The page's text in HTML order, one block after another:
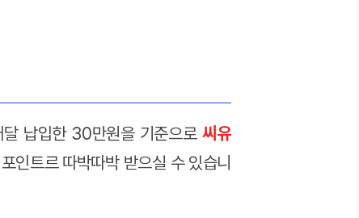
납입한 30만원을 기준으로 씨유
인트르 따박따박 받으실 수 있습니